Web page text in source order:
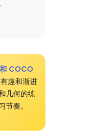
COCO
趣和渐进
几何的练
节奏。